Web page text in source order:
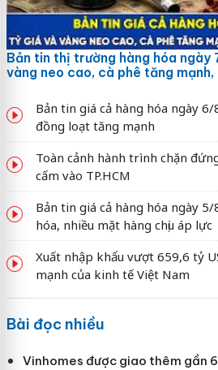
Bản tin thị trường hàng hóa
vàng neo cao, cà phê tăng
Bản tin giá cả hàng hóa ngày
đồng loạt tăng mạnh
Toàn cảnh hành trình chặn
cấm vào TP.HCM
Bản tin giá cả hàng hóa ngày
hóa, nhiều mặt hàng chịu áp lực
Xuất nhập khẩu vượt 659,6 tỷ
mạnh của kinh tế Việt Nam
Bài đọc nhiều
Vinhomes được giao thêm gần